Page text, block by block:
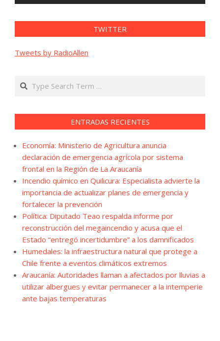
TWITTER
Tweets by RadioAllen
Search
ENTRADAS RECIENTES
Economía: Ministerio de Agricultura anuncia
declaración de emergencia agrícola por sistema
frontal en la Región de La Araucanía
Incendio químico en Quilicura: Especialista advierte la
importancia de actualizar planes de emergencia y
fortalecer la prevención
Política: Diputado Teao respalda informe por
reconstrucción del megaincendio y acusa que el
Estado “entregó incertidumbre” a los damnificados
Humedales: la infraestructura natural que protege a
Chile frente a eventos climáticos extremos
Araucanía: Autoridades llaman a afectados por lluvias a
utilizar albergues y evitar permanecer a la intemperie
ante bajas temperaturas